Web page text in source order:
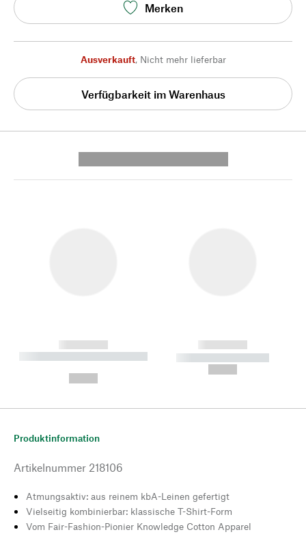
Merken
Ausverkauft, Nicht mehr lieferbar
Verfügbarkeit im Warenhaus
------------
----------- ----------- --------
------------
----------- -----------
Produktinformation
Artikelnummer 218106
Atmungsaktiv: aus reinem kbA-Leinen gefertigt
Vielseitig kombinierbar: klassische T-Shirt-Form
Vom Fair-Fashion-Pionier Knowledge Cotton Apparel